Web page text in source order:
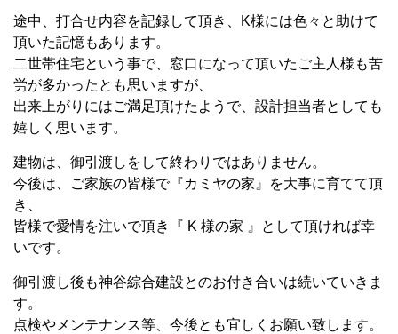
途中、打合せ内容を記録して頂き、K様には色々と助けて
頂いた記憶もあります。
二世帯住宅という事で、窓口になって頂いたご主人様も苦
労が多かったとも思いますが、
出来上がりにはご満足頂けたようで、設計担当者としても
嬉しく思います。
建物は、御引渡しをして終わりではありません。
今後は、ご家族の皆様で『カミヤの家』を大事に育てて頂
き、
皆様で愛情を注いで頂き『 K 様の家 』として頂ければ幸
いです。
御引渡し後も神谷綜合建設とのお付き合いは続いていきま
す。
点検やメンテナンス等、今後とも宜しくお願い致します。